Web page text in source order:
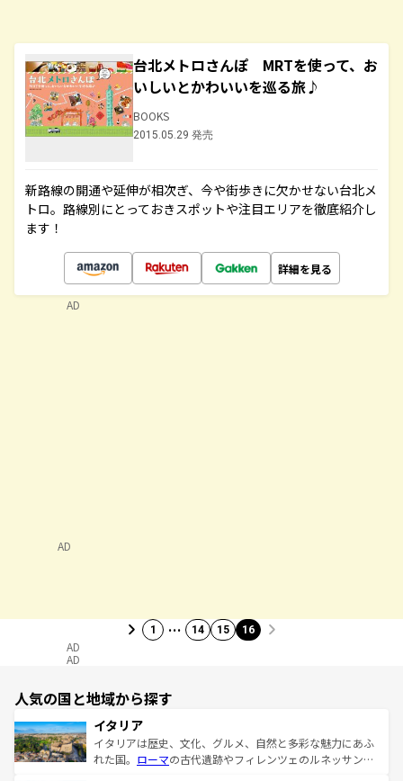
台北メトロさんぽ MRTを使って、お
いしいとかわいいを巡る旅♪
BOOKS
2015.05.29 発売
新路線の開通や延伸が相次ぎ、今や街歩きに欠かせない台北メ
トロ。路線別にとっておきスポットや注目エリアを徹底紹介し
ます！
詳細を見る
AD
1 … 14 15 16
AD
AD
人気の国と地域から探す
イタリア
イタリアは歴史、文化、グルメ、自然と多彩な魅力にあふ
れた国。 ローマの古代遺跡やフィレンツェのルネッサンス
AD